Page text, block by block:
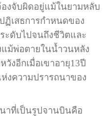
งจับผิดอยู่แม้ในยามหลับ
ฏิเสธการกำหนดของ
ะดับไปจนถึงชีวิตและ
แม้พ่อตายในน้ำวนหลัง
งอีกเมื่อเขาอายุ13ปี
งความปรารถนาของ
เป็นรูปจานบินคือ